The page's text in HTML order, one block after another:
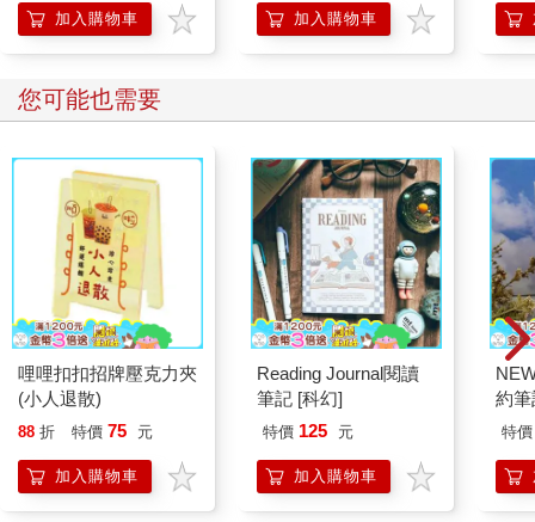
加入購物車 加入購物車
您可能也需要
哩哩扣扣招牌壓克力夾
(小人退散)
88 折 特價 75 元
加入購物車
Reading Journal閱讀
筆記 [科幻]
特價 125 元
加入購物車
約
特價